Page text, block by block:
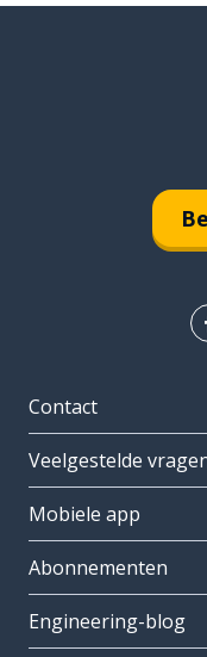
Contact
Veelgestelde
Mobiele app
Abonnementen
Engineering-blog